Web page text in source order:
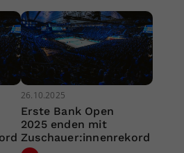
26.10.2025
Erste Bank Open
2025 enden mit
Zuschauer:innenrekord